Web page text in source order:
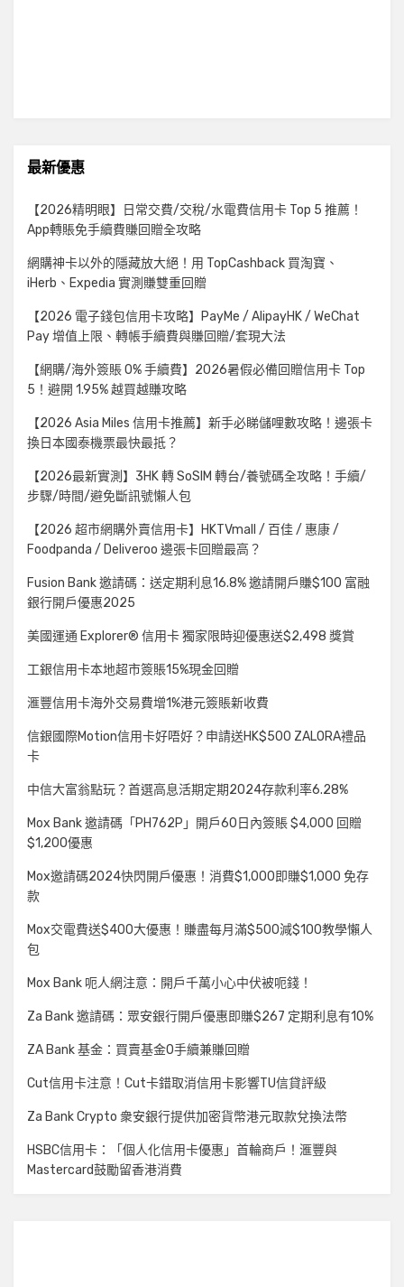
最新優惠
【2026精明眼】日常交費/交稅/水電費信用卡 Top 5 推薦！
App轉賬免手續費賺回贈全攻略
網購神卡以外的隱藏放大絕！用 TopCashback 買淘寶、
iHerb、Expedia 實測賺雙重回贈
【2026 電子錢包信用卡攻略】PayMe / AlipayHK / WeChat
Pay 增值上限、轉帳手續費與賺回贈/套現大法
【網購/海外簽賬 0% 手續費】2026暑假必備回贈信用卡 Top
5！避開 1.95% 越買越賺攻略
【2026 Asia Miles 信用卡推薦】新手必睇儲哩數攻略！邊張卡
換日本國泰機票最快最抵？
【2026最新實測】3HK 轉 SoSIM 轉台/養號碼全攻略！手續/
步驟/時間/避免斷訊號懶人包
【2026 超市網購外賣信用卡】HKTVmall / 百佳 / 惠康 /
Foodpanda / Deliveroo 邊張卡回贈最高？
Fusion Bank 邀請碼：送定期利息16.8% 邀請開戶賺$100 富融
銀行開戶優惠2025
美國運通 Explorer® 信用卡 獨家限時迎優惠送$2,498 獎賞
工銀信用卡本地超市簽賬15%現金回贈
滙豐信用卡海外交易費增1%港元簽賬新收費
信銀國際Motion信用卡好唔好？申請送HK$500 ZALORA禮品
卡
中信大富翁點玩？首選高息活期定期2024存款利率6.28%
Mox Bank 邀請碼「PH762P」開戶60日內簽賬 $4,000 回贈
$1,200優惠
Mox邀請碼2024快閃開戶優惠！消費$1,000即賺$1,000 免存
款
Mox交電費送$400大優惠！賺盡每月滿$500減$100教學懶人
包
Mox Bank 呃人網注意：開戶千萬小心中伏被呃錢！
Za Bank 邀請碼：眾安銀行開戶優惠即賺$267 定期利息有10%
ZA Bank 基金：買賣基金0手續兼賺回贈
Cut信用卡注意！Cut卡錯取消信用卡影響TU信貸評級
Za Bank Crypto 衆安銀行提供加密貨幣港元取款兌換法幣
HSBC信用卡：「個人化信用卡優惠」首輪商戶！滙豐與
Mastercard鼓勵留香港消費